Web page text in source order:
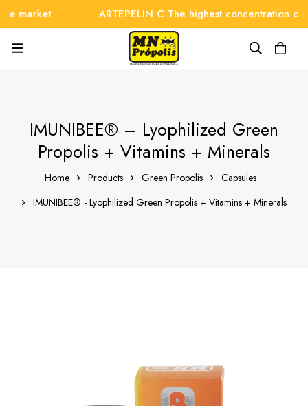
ARTEPELIN C The highest concentration on the
IMUNIBEE® – Lyophilized Green
Propolis + Vitamins + Minerals
Home Products Green Propolis
Capsules
IMUNIBEE® - Lyophilized Green Propolis + Vitamins + Minerals